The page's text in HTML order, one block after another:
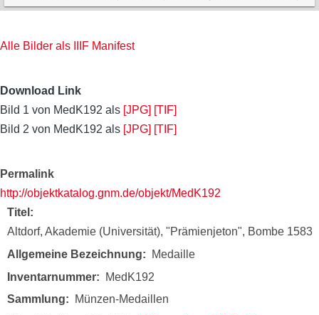
Alle Bilder als IIIF Manifest
Download Link
Bild 1 von MedK192 als [JPG] [TIF]
Bild 2 von MedK192 als [JPG] [TIF]
Permalink
http://objektkatalog.gnm.de/objekt/MedK192
Titel
Altdorf, Akademie (Universität), "Prämienjeton", Bombe 1583
Allgemeine Bezeichnung
Medaille
Inventarnummer
MedK192
Sammlung
Münzen-Medaillen